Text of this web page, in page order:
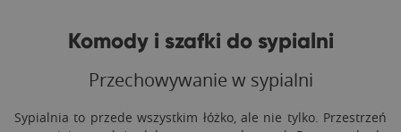
Komody i szafki do sypialni
Przechowywanie w sypialni
Sypialnia to przede wszystkim łóżko, ale nie tylko. Przestrzeń